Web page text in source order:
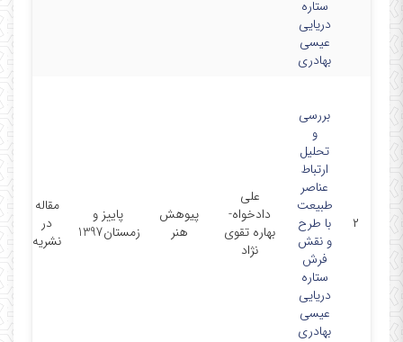
ستاره
دریایی
عیسی
بهادری
۲
بررسی
و
تحلیل
ارتباط
عناصر
طبیعت
با طرح
و نقش
فرش
ستاره
دریایی
عیسی
بهادری
علی
دادخواه-
بهاره تقوی
نژاد
پیوهش
هنر
پاییز و
زمستان1397
مقاله
در
نشریه